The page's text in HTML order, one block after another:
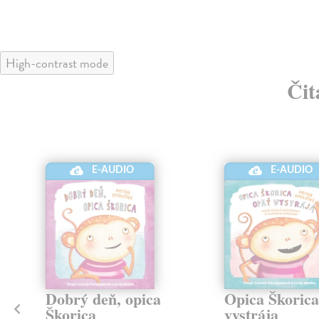
High-contrast mode
E-AUDIO
Dobrý deň, opica
E-AUDIO
Opica